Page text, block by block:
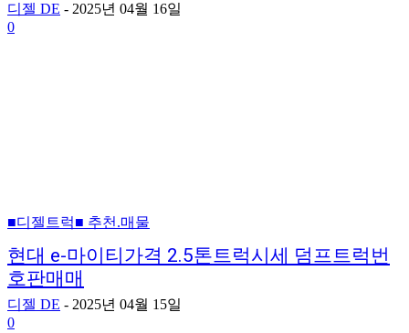
디젤 DE - 2025년 04월 16일
0
■디젤트럭■ 추천.매물
현대 e-마이티가격 2.5톤트럭시세 덤프트럭번
호판매매
디젤 DE - 2025년 04월 15일
0